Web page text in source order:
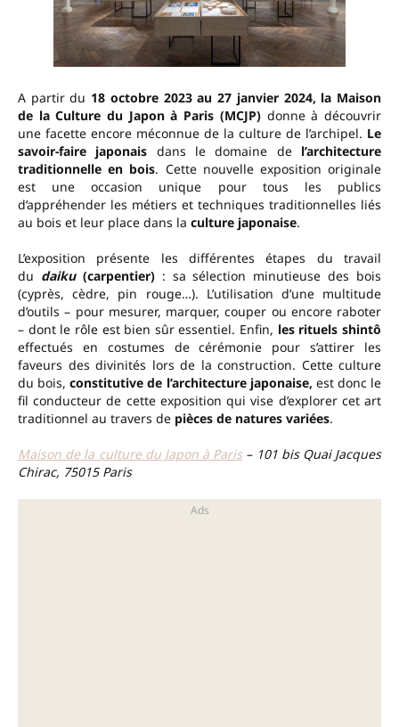
A partir du 18 octobre 2023 au 27 janvier 2024, la Maison
de la Culture du Japon à Paris (MCJP)donne à découvrir
une facette encore méconnue de la culture de l’archipel. Le
savoir-faire japonais dans le domaine del’architecture
traditionnelle en bois. Cette nouvelle exposition originale
est une occasion unique pour tous les publics
d’appréhender les métiers et techniques traditionnelles liés
au bois et leur place dans la culture japonaise.
L’exposition présente les différentes étapes du travail
du daiku (carpentier): sa sélection minutieuse des bois
(cyprès, cèdre, pin rouge…). L’utilisation d’une multitude
d’outils – pour mesurer, marquer, couper ou encore raboter
– dont le rôle est bien sûr essentiel. Enfin, les rituels shintô
effectués en costumes de cérémonie pour s’attirer les
faveurs des divinités lors de la construction. Cette culture
du bois, constitutive de l’architecture japonaise, est donc le
fil conducteur de cette exposition qui vise d’explorer cet art
traditionnel au travers de pièces de natures variées.
Maison de la culture du Japon à Paris – 101 bis Quai Jacques
Chirac, 75015 Paris